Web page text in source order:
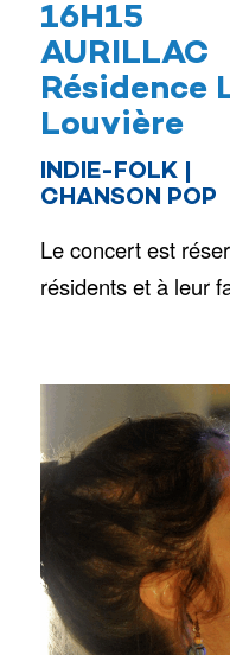
16H15
AURILLAC
Résidence
Louvière
INDIE-FOLK |
CHANSON POP
Le concert est
résidents et à leur